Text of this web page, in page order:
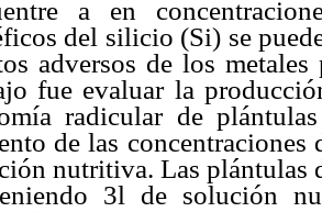
a en
del silicio (Si) se
adversos de los
fue evaluar la
radicular de
de las
nutritiva. Las plántulas
3l de solución